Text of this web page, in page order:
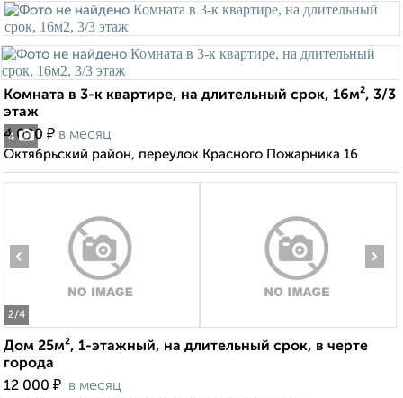
4
Комната в 3-к квартире, на длительный срок, 16м², 3/3
этаж
4 000 ₽ в месяц
Октябрьский район, переулок Красного Пожарника 16
2/4
‹ ›
Дом 25м², 1-этажный, на длительный срок, в черте
города
12 000 ₽ в месяц